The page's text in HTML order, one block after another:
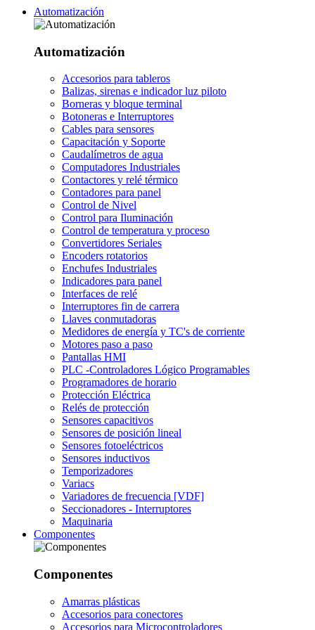
Automatización
Automatización
Accesorios para tableros
Balizas, sirenas e indicador luz piloto
Borneras y bloque terminal
Botoneras e Interruptores
Cables para sensores
Capacitación y Soporte
Caudalímetros de agua
Computadores Industriales
Contactores y relé térmico
Contadores para panel
Control de Nivel
Control para Iluminación
Control de temperatura y proceso
Convertidores Seriales
Encoders rotatorios
Enchufes Industriales
Indicadores para panel
Interfaces de relé
Interruptores fin de carrera
Llaves conmutadoras
Medidores de energía y TC's de corriente
Motores paso a paso
Pantallas HMI
PLC -Controladores Lógico Programables
Programadores de horario
Protección Eléctrica
Relés de protección
Sensores capacitivos
Sensores de posición lineal
Sensores fotoeléctricos
Sensores inductivos
Temporizadores
Variacs
Variadores de frecuencia [VDF]
Seccionadores - Interruptores
Maquinaria
Componentes
Componentes
Amarras plásticas
Accesorios para conectores
Accesorios para Microcontroladores